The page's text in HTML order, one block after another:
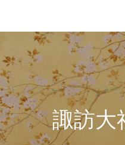
諏訪大